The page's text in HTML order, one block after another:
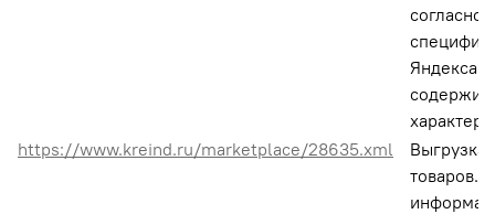
согласно
Яндекса.
содержит
https://www.kreind.ru/marketplace/28635.xml
Выгрузка
товаров.